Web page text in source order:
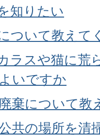
知りたい
ついて教えて
ラスや猫に荒
いですか
棄について教
共の場所を清